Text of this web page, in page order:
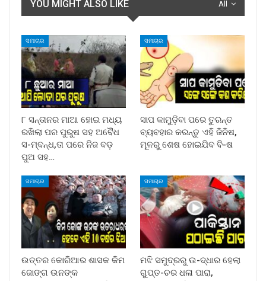
All
YOU MIGHT ALSO LIKE
ସମାଚାର
୮ ସନ୍ତାନର ମାଆ ହୋଇ ମଧ୍ୟ
ରଖିଲା ପର ପୁରୁଷ ସହ ଅବୈଧ
ସ-ମ୍ବନ୍ଧ,ତା ପରେ ନିଜ ବଡ଼
ପୁଅ ସହ…
ସମାଚାର
ସାପ କାମୁଡ଼ିବା ପରେ ତୁରନ୍ତ
ବ୍ୟବହାର କରନ୍ତୁ ଏହି ଜିନିଷ,
ମୂଳରୁ ଶେଷ ହୋଇଯିବ ବି-ଷ
ସମାଚାର
ଉତ୍ତର କୋରିଆର ଶାସକ କିମ
ଜୋଙ୍ଗ ଉନଙ୍କ
ସମାଚାର
ମଝି ସମୁଦ୍ରରୁ ଉ-ଦ୍ଧାର ହେଲା
ଗୁପ୍ତ-ଚର ଧଳା ପାରା,